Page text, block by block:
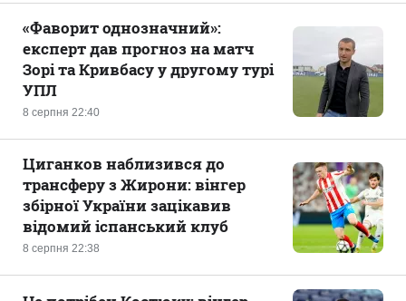
8 серпня 22:40
«Фаворит однозначний»:
експерт дав прогноз на матч
Зорі та Кривбасу у другому турі
УПЛ
8 серпня 22:38
Циганков наблизився до
трансферу з Жирони: вінгер
збірної України зацікавив
відомий іспанський клуб